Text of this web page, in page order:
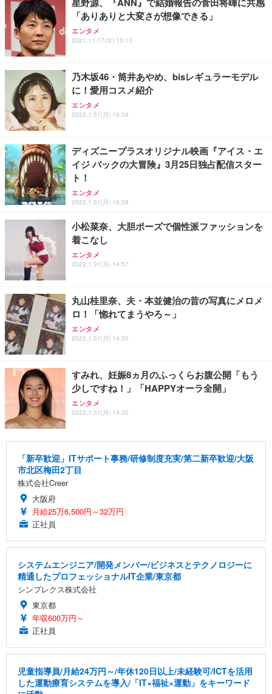
務用 おしゃれ パソコンチェア (ホワイト)
ANDWINT オフィスチェア デスクチェア 肘なし メ
ッシュ 通気性 ランバーサポート付き 腰サポート ガ
ス圧無段階昇降 360度回転 キャスター付き コンパク
【MiniLED/24.5inch/280Hz/FHD】GRAPHT THE S
HOOTER Gaming Monitor 24” Essential ゲーミン
グモニター QD 24.5インチ 1ms FHD 量子ドット 残
アイリスオーヤマ ペットシーツ 超厚型 お徳用 レギ
ュラー 200枚入【Amazon.co.jp限定】
「ありありと大変さが想像できる」
エンタメ
2021.11.17(水) 15:13
乃木坂46・筒井あやめ、bisレギュラーモデル
に！愛用コスメ紹介
エンタメ
2022.1.31(月) 16:39
ディズニープラスオリジナル映画『アイス・エ
イジ バックの大冒険』3月25日独占配信スター
ト！
エンタメ
2022.1.31(月) 16:38
小松菜奈、大胆ポーズで個性派ファッションを
着こなし
エンタメ
2022.1.31(月) 14:57
丸山桂里奈、夫・本並健治の昔の写真にメロメ
ロ！「惚れてまうやろ～」
エンタメ
2022.1.31(月) 14:30
すみれ、妊娠8ヵ月のふっくらお腹公開「もう
少しですね！」「HAPPYオーラ全開」
エンタメ
2022.1.31(月) 14:30
「新卒歓迎」ITサポート事務/研修制度充実/第二新卒歓迎/大阪
市北区梅田2丁目
株式会社Creer
大阪府
月給25万6,500円～32万円
正社員
システムエンジニア/開発メンバー/ビジネスとテクノロジーに
精通したプロフェッショナルIT企業/東京都
シンプレクス株式会社
東京都
年収600万円～
正社員
児童指導員/月給24万円～/年休120日以上/未経験可/ICTを活用
した運動療育システムを導入/「IT×福祉×運動」をキーワード